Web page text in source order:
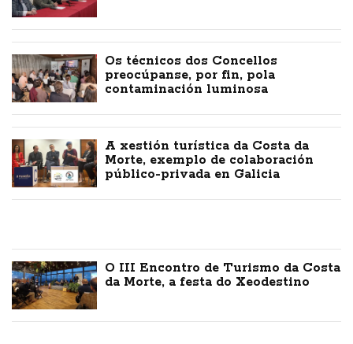
Os técnicos dos Concellos
preocúpanse, por fin, pola
contaminación luminosa
A xestión turística da Costa da
Morte, exemplo de colaboración
público-privada en Galicia
O III Encontro de Turismo da Costa
da Morte, a festa do Xeodestino